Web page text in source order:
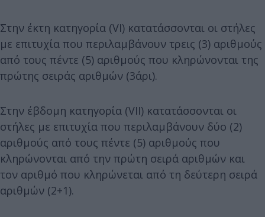
Στην έκτη κατηγορία (VI) κατατάσσονται οι στήλες
με επιτυχία που περιλαμβάνουν τρεις (3) αριθμούς
από τους πέντε (5) αριθμούς που κληρώνονται της
πρώτης σειράς αριθμών (3άρι).
Στην έβδομη κατηγορία (VII) κατατάσσονται οι
στήλες με επιτυχία που περιλαμβάνουν δύο (2)
αριθμούς από τους πέντε (5) αριθμούς που
κληρώνονται από την πρώτη σειρά αριθμών και
τον αριθμό που κληρώνεται από τη δεύτερη σειρά
αριθμών (2+1).